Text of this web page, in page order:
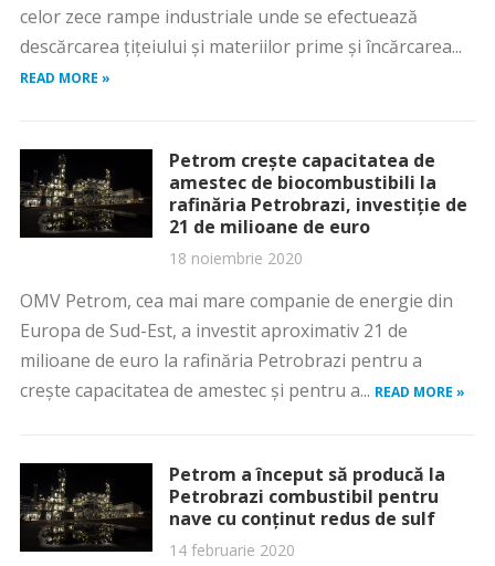
celor zece rampe industriale unde se efectuează
descărcarea ţiţeiului şi materiilor prime şi încărcarea...
READ MORE »
Petrom crește capacitatea de
amestec de biocombustibili la
rafinăria Petrobrazi, investiție de
21 de milioane de euro
18 noiembrie 2020
OMV Petrom, cea mai mare companie de energie din
Europa de Sud-Est, a investit aproximativ 21 de
milioane de euro la rafinăria Petrobrazi pentru a
crește capacitatea de amestec și pentru a... READ MORE »
Petrom a început să producă la
Petrobrazi combustibil pentru
nave cu conținut redus de sulf
14 februarie 2020